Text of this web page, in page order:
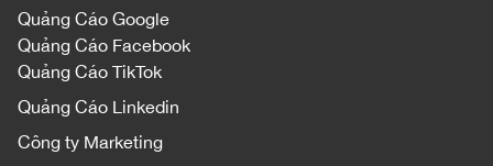
Quảng Cáo Google
Quảng Cáo Facebook
Quảng Cáo TikTok
Quảng Cáo Linkedin
Công ty Marketing